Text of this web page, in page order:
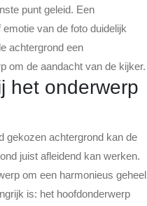
punt geleid. Een
van de foto duidelijk
achtergrond een
om de aandacht van de kijker.
het onderwerp
gekozen achtergrond kan de
juist afleidend kan werken.
om een harmonieus geheel
is: het hoofdonderwerp